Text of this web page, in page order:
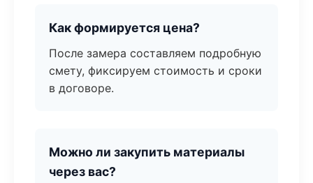
Как формируется цена?
После замера составляем подробную
смету, фиксируем стоимость и сроки
в договоре.
Можно ли закупить материалы
через вас?